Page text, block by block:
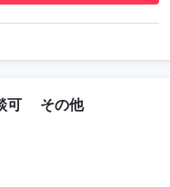
可
その他